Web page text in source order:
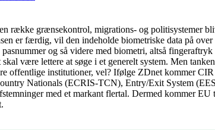
række grænsekontrol, migrations- og politisystemer
er færdig, vil den indeholde biometriske data på
og så videre med biometri, altså
være lettere at søge i et generelt system. Men
institutioner, vel? Ifølge ZDnet kommer
Nationals (ECRIS-TCN), Entry/Exit System
med et markant flertal. Dermed kommer EU